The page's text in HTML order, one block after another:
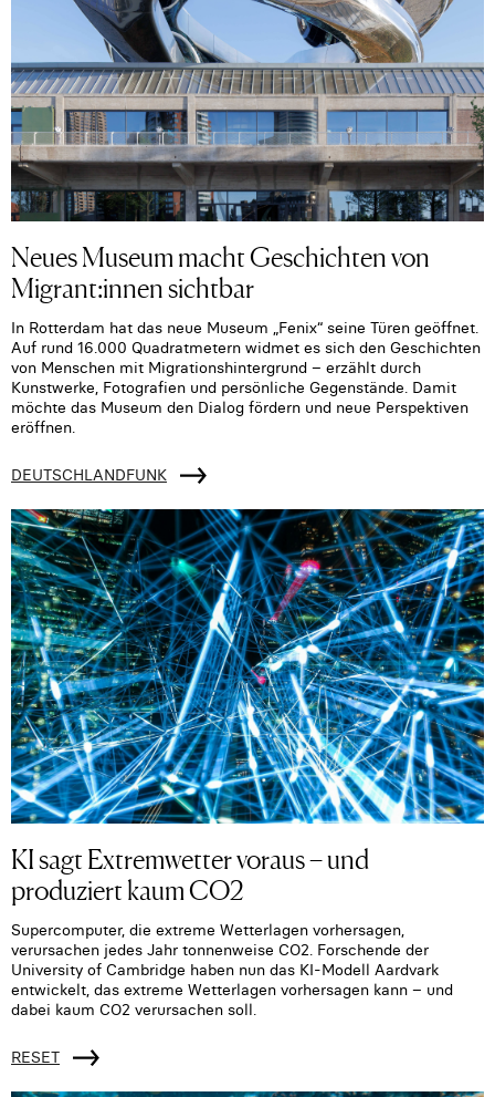
Neues Museum macht Geschichten von
Migrant:innen sichtbar
In Rotterdam hat das neue Museum „Fenix“ seine Türen geöffnet.
Auf rund 16.000 Quadratmetern widmet es sich den Geschichten
von Menschen mit Migrationshintergrund – erzählt durch
Kunstwerke, Fotografien und persönliche Gegenstände. Damit
möchte das Museum den Dialog fördern und neue Perspektiven
eröffnen.
DEUTSCHLANDFUNK
KI sagt Extremwetter voraus – und
produziert kaum CO2
Supercomputer, die extreme Wetterlagen vorhersagen,
verursachen jedes Jahr tonnenweise CO2. Forschende der
University of Cambridge haben nun das KI-Modell Aardvark
entwickelt, das extreme Wetterlagen vorhersagen kann – und
dabei kaum CO2 verursachen soll.
RESET